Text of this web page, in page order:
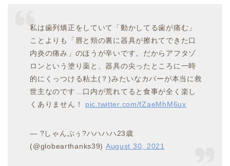
私は歯列矯正をしていて「動かしてる歯が痛む」
ことよりも「唇と頬の裏に器具が擦れてできた口
内炎の痛み」のほうが辛いです。だからアフタゾ
ロンという塗り薬と、器具の尖ったところに一時
的にくっつける粘土(？)みたいなカバーが本当に救
世主なのです…口内が荒れてると食事が全く楽し
くありません！ pic.twitter.com/fZaeMhM6ux
— ?しゃんぷぅ?ハハハハ23歳
(@globearthanks39) August 30, 2021